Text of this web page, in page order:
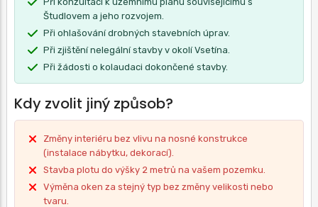
Študlovem a jeho rozvojem.
Při ohlašování drobných stavebních úprav.
Při zjištění nelegální stavby v okolí Vsetína.
Při žádosti o kolaudaci dokončené stavby.
Kdy zvolit jiný způsob?
Změny interiéru bez vlivu na nosné konstrukce
(instalace nábytku, dekorací).
Stavba plotu do výšky 2 metrů na vašem pozemku.
Výměna oken za stejný typ bez změny velikosti nebo
tvaru.